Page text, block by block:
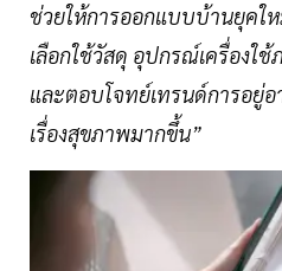
ช่วยให้การออกแบบบ้านยุคใ
เลือกใช้วัสดุ อุปกรณ์เครื่องใ
และตอบโจทย์เทรนด์การอยู่
เรื่องสุขภาพมากขึ้น”